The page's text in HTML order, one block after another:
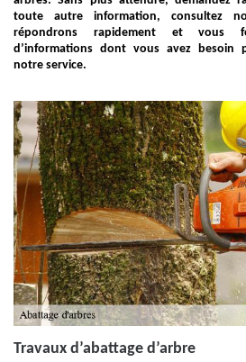
toute autre information, consultez
répondrons rapidement et vous
d’informations dont vous avez besoin
notre service.
Travaux d’abattage d’arbre